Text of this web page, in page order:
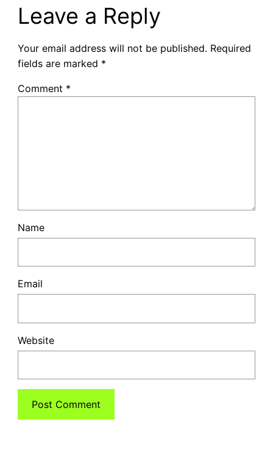
Leave a Reply
Your email address will not be published. Required
fields are marked *
Comment *
Name
Email
Website